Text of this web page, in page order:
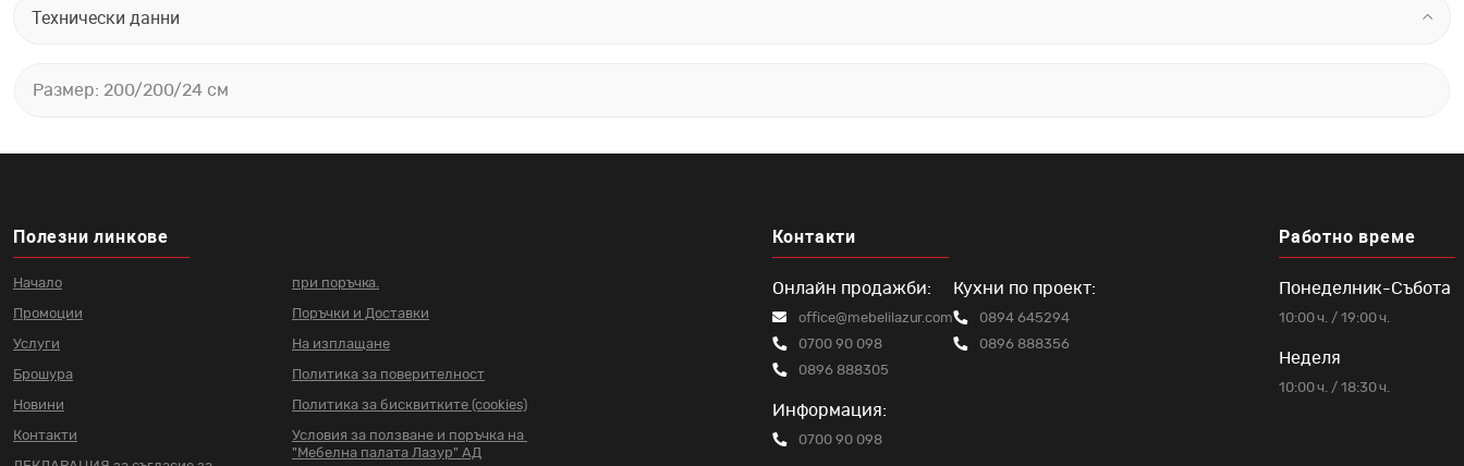
Технически данни
Размер: 200/200/24 см
Полезни линкове
Начало
Промоции
Услуги
Брошура
Новини
Контакти
при поръчка.
Поръчки и Доставки
На изплащане
Политика за поверителност
Политика за бисквитките (cookies)
Условия за ползване и поръчка на
"Мебелна палата Лазур" АД
Контакти
Онлайн продажби:
office@mebelilazur.com
0700 90 098
0896 888305
Информация:
0700 90 098
Кухни по проект:
0894 645294
0896 888356
Работно време
Понеделник-Събота
10:00 ч. / 19:00 ч.
Неделя
10:00 ч. / 18:30 ч.